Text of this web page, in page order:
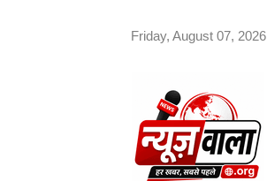
Friday, August 07, 2026